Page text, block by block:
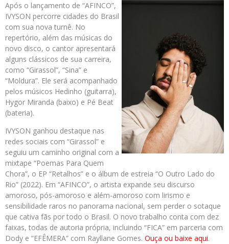
Após o lançamento de “AFINCO”,
IVYSON percorre cidades do Brasil
com sua nova turnê. No
repertório, além das músicas do
novo disco, o cantor apresentará
alguns clássicos de sua carreira,
como “Girassol”, “Sina” e
“Moldura”. Ele será acompanhado
pelos músicos Hedinho (guitarra),
Hygor Miranda (baixo) e Pé Beat
(bateria).
IVYSON ganhou destaque nas
redes sociais com “Girassol” e
seguiu um caminho original com a
mixtape “Poemas Para Quem
Chora”, o EP “Retalhos” e o álbum de estreia “O Outro Lado do
Rio” (2022). Em “AFINCO”, o artista expande seu discurso
amoroso, pós-amoroso e além-amoroso com lirismo e
sensibilidade raros no panorama nacional, sem perder o sotaque
que cativa fãs por todo o Brasil. O novo trabalho conta com dez
faixas, todas de autoria própria, incluindo “FICA” em parceria com
Dody e “EFÊMERA” com Rayllane Gomes. Ouça ou baixe aqui.